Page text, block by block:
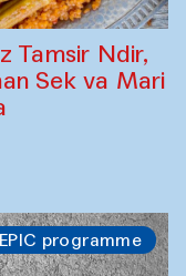
Tamsir Ndir,
Sek va Mari
programme